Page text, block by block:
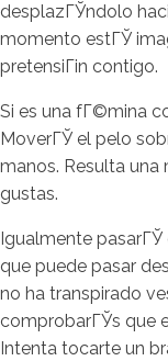
desplazГЎndolo
momento estГЎ
pretensiГіn contigo.
Si es una fГ©mina
MoverГЎ el pelo
manos. Resulta una
gustas.
Igualmente
que puede pasar
no ha transpirado
comprobarГЎs que
Intenta tocarte un